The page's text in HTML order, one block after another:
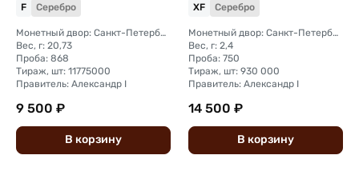
F Серебро
Монетный двор: Санкт-Петербургский монетный двор
Вес, г: 20,73
Проба: 868
Тираж, шт: 11775000
Правитель: Александр I
9 500 ₽
В корзину
XF Серебро
Монетный двор: Санкт-Петербургский монетный двор
Вес, г: 2,4
Проба: 750
Тираж, шт: 930 000
Правитель: Александр I
14 500 ₽
В корзину